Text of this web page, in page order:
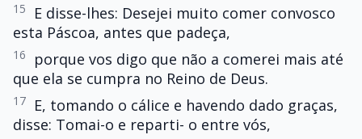
15
E disse-lhes: Desejei muito comer convosco
esta Páscoa, antes que padeça,
16
porque vos digo que não a comerei mais até
que ela se cumpra no Reino de Deus.
17
E, tomando o cálice e havendo dado graças,
disse: Tomai-o e reparti- o entre vós,